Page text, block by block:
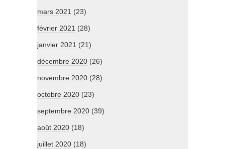
mars 2021 (23)
février 2021 (28)
janvier 2021 (21)
décembre 2020 (26)
novembre 2020 (28)
octobre 2020 (23)
septembre 2020 (39)
août 2020 (18)
juillet 2020 (18)